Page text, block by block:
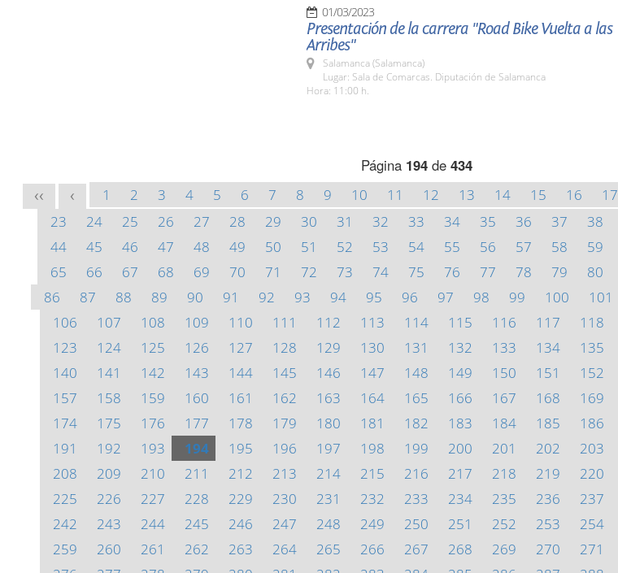
01/03/2023
Presentación de la carrera "Road Bike Vuelta a las
Arribes"
Salamanca (Salamanca)
Lugar: Sala de Comarcas. Diputación de Salamanca
Hora: 11:00 h.
Página 194de 434
<< < 1 2 3 4 5 6 7 8 9 10 11 12 13 14 15 16 17
23
24 25 26 27 28 29 30 31 32 33 34 35 36 37 38
44
45 46 47 48 49 50 51 52 53 54 55 56 57 58 59
65
66 67 68 69 70 71 72 73 74 75 76 77 78 79 80
86
87 88 89 90 91 92 93 94 95 96 97 98 99 100 101
106
107 108 109 110 111 112 113 114 115 116 117 118
123
124 125 126 127 128 129 130 131 132 133 134 135
140
141 142 143 144 145 146 147 148 149 150 151 152
157
158 159 160 161 162 163 164 165 166 167 168 169
174
175 176 177 178 179 180 181 182 183 184 185 186
191
192 193 194 195 196 197 198 199 200 201 202 203
208
209 210 211 212 213 214 215 216 217 218 219 220
225
226 227 228 229 230 231 232 233 234 235 236 237
242
243 244 245 246 247 248 249 250 251 252 253 254
259
260 261 262 263 264 265 266 267 268 269 270 271